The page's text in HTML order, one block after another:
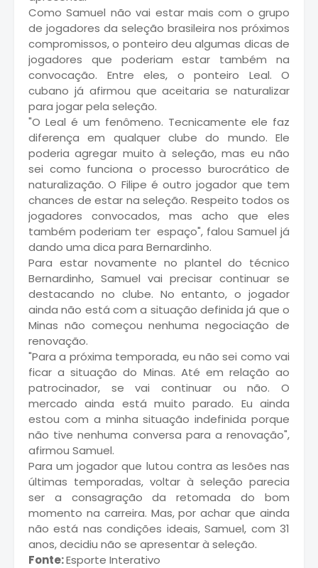
Como Samuel não vai estar mais com o grupo
de jogadores da seleção brasileira nos próximos
compromissos, o ponteiro deu algumas dicas de
jogadores que poderiam estar também na
convocação. Entre eles, o ponteiro Leal. O
cubano já afirmou que aceitaria se naturalizar
para jogar pela seleção.
"O Leal é um fenômeno. Tecnicamente ele faz
diferença em qualquer clube do mundo. Ele
poderia agregar muito à seleção, mas eu não
sei como funciona o processo burocrático de
naturalização. O Filipe é outro jogador que tem
chances de estar na seleção. Respeito todos os
jogadores convocados, mas acho que eles
também poderiam ter espaço", falou Samuel já
dando uma dica para Bernardinho.
Para estar novamente no plantel do técnico
Bernardinho, Samuel vai precisar continuar se
destacando no clube. No entanto, o jogador
ainda não está com a situação definida já que o
Minas não começou nenhuma negociação de
renovação.
"Para a próxima temporada, eu não sei como vai
ficar a situação do Minas. Até em relação ao
patrocinador, se vai continuar ou não. O
mercado ainda está muito parado. Eu ainda
estou com a minha situação indefinida porque
não tive nenhuma conversa para a renovação",
afirmou Samuel.
Para um jogador que lutou contra as lesões nas
últimas temporadas, voltar à seleção parecia
ser a consagração da retomada do bom
momento na carreira. Mas, por achar que ainda
não está nas condições ideais, Samuel, com 31
anos, decidiu não se apresentar à seleção.
Fonte:Esporte Interativo